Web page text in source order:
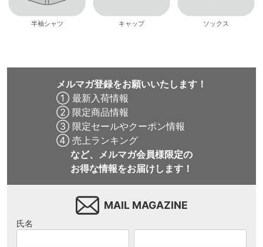
半袖シャツ キャップ ソックス
メルマガ登録をお願いいたします！
① 最新入荷情報
② 限定商品情報
③ 限定セールやクーポン情報
④ 売上ランキング
など、メルマガ会員様限定の
お得な情報をお届けします！
MAIL MAGAZINE
氏名